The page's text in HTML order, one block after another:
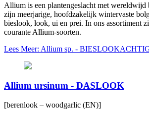
Allium is een plantengeslacht met wereldwijd
zijn meerjarige, hoofdzakelijk wintervaste
bieslook, look, ui en prei. In ons assortiment
courante Allium-soorten.
Lees Meer: Allium sp. -
Allium ursinum - DASLOOK
[berenlook – woodgarlic (EN)]